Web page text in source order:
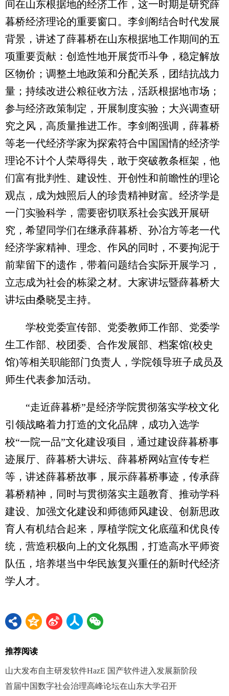
间在山东根据地的经济工作，这一时期是研究薛
暮桥经济理论的重要窗口。李剑阁结合时代发展
背景，讲述了薛暮桥在山东根据地工作期间的五
项重要贡献：创造性地开展货币斗争，稳定解放
区物价；调整土地政策和分配关系，团结抗战力
量；持续改进公粮征收方法，活跃根据地市场；
参与经济政策制定，开展制度实验；大兴调查研
究之风，高质量推进工作。李剑阁强调，薛暮桥
等老一代经济学家为探索符合中国国情的经济学
理论不计个人荣辱得失，敢于突破教条框架，他
们富有批判性、建设性、开创性和前瞻性的理论
观点，成为烛照后人的珍贵精神财富。经济学是
一门实验科学，需要密切联系社会实践开展研
究，希望同学们在继承薛暮桥、孙冶方等老一代
经济学家精神、理念、作风的同时，不要拘泥于
前辈留下的遗作，带着问题结合实际开展学习，
立志成为社会的栋梁之材。大家讲坛暨薛暮桥大
讲坛由桑晓旻主持。
学校党委宣传部、党委教师工作部、党委学
生工作部、校团委、合作发展部、档案馆(校史
馆)等相关职能部门负责人，学院领导班子成员及
师生代表参加活动。
“走近薛暮桥”是经济学院贯彻落实学校文化
引领战略着力打造的文化品牌，成功入选学
校“一院一品”文化建设项目，通过建设薛暮桥事
迹展厅、薛暮桥大讲坛、薛暮桥网站宣传专栏
等，讲述薛暮桥故事，展示薛暮桥事迹，传承薛
暮桥精神，同时与贯彻落实主题教育、推动学科
建设、加强文化建设和师德师风建设、创新思政
育人有机结合起来，厚植学院文化底蕴和优良传
统，营造积极向上的文化氛围，打造高水平师资
队伍，培养堪当中华民族复兴重任的新时代经济
学人才。
推荐阅读
山大发布自主研发软件HazE 国产软件进入发展新阶段
首届中国数字社会治理高峰论坛在山东大学召开